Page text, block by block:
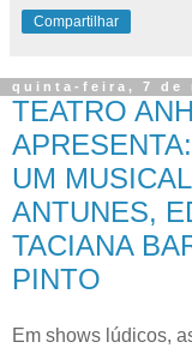
Compartilhar
quinta-feira, 7 de
TEATRO
UM
ANTUNES,
TACIANA
PINTO
Em shows lúdicos,